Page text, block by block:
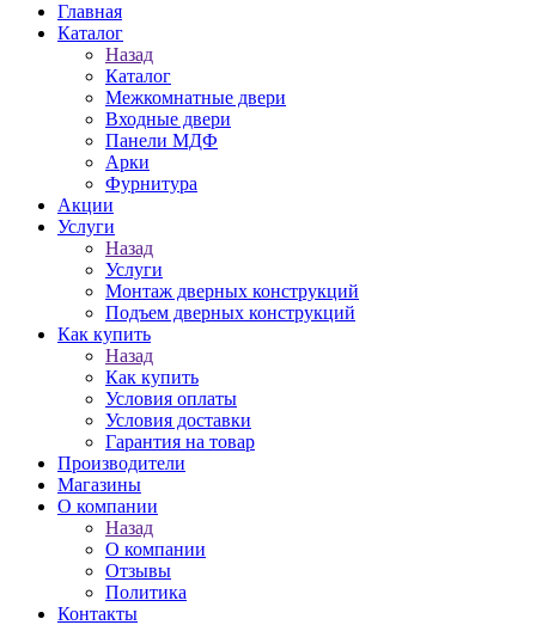
Главная
Каталог
Назад
Каталог
Межкомнатные двери
Входные двери
Панели МДФ
Арки
Фурнитура
Акции
Услуги
Назад
Услуги
Монтаж дверных конструкций
Подъем дверных конструкций
Как купить
Назад
Как купить
Условия оплаты
Условия доставки
Гарантия на товар
Производители
Магазины
О компании
Назад
О компании
Отзывы
Политика
Контакты